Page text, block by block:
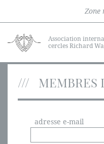
Zone
Association
cercles Richard
MEMBRES
adresse e-mail